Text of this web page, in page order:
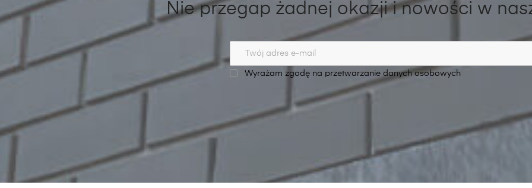
Nie przegap żadnej okazji i nowości w
Wyrażam zgodę na przetwarzanie danych osobowych